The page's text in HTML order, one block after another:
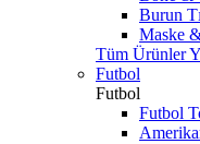
Burun
Maske
Tüm Ürünler
Futbol
Futbol
Futbol